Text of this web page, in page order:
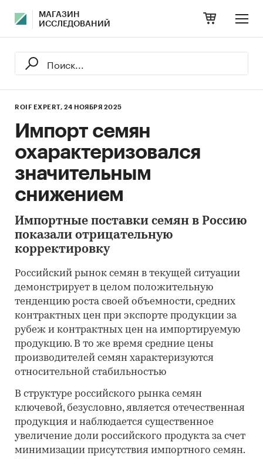
МАГАЗИН
ИССЛЕДОВАНИЙ
ROIF EXPERT, 24 НОЯБРЯ 2025
Импорт семян
охарактеризовался
значительным
снижением
Импортные поставки семян в Россию
показали отрицательную
корректировку
Российский рынок семян в текущей ситуации
демонстрирует в целом положительную
тенденцию роста своей объемности, средних
контрактных цен при экспорте продукции за
рубеж и контрактных цен на импортируемую
продукцию. В то же время средние цены
производителей семян характеризуются
относительной стабильностью
В структуре российского рынка семян
ключевой, безусловно, является отечественная
продукция и наблюдается существенное
увеличение доли российского продукта за счет
минимизации присутствия импортного семян.